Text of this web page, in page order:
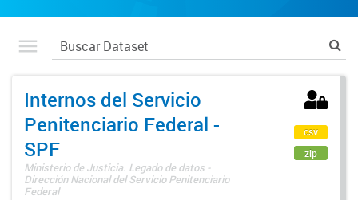
Internos del Servicio
Penitenciario Federal -
SPF
Ministerio de Justicia. Legado de datos -
Dirección Nacional del Servicio Penitenciario
Federal
csv
zip